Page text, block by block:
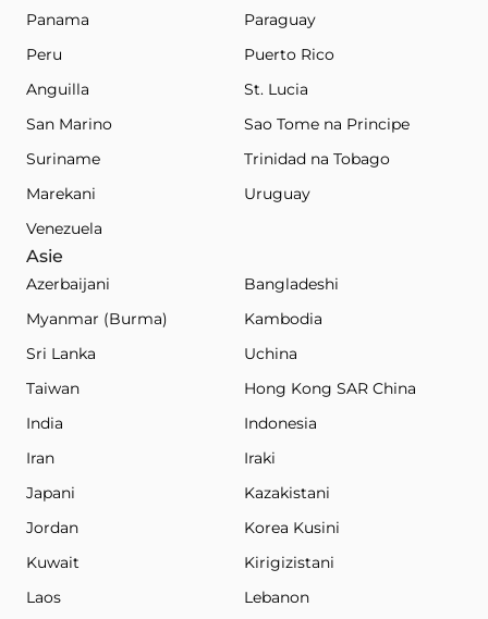
Panama
Paraguay
Peru
Puerto Rico
Anguilla
St. Lucia
San Marino
Sao Tome na Principe
Suriname
Trinidad na Tobago
Marekani
Uruguay
Venezuela
Asie
Azerbaijani
Bangladeshi
Myanmar (Burma)
Kambodia
Sri Lanka
Uchina
Taiwan
Hong Kong SAR China
India
Indonesia
Iran
Iraki
Japani
Kazakistani
Jordan
Korea Kusini
Kuwait
Kirigizistani
Laos
Lebanon